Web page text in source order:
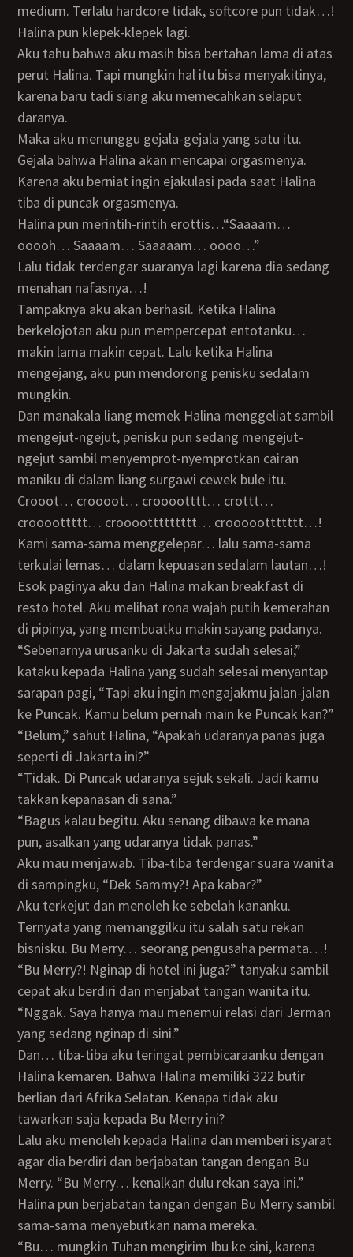
medium. Terlalu hardcore tidak, softcore pun tidak…!
Halina pun klepek-klepek lagi.
Aku tahu bahwa aku masih bisa bertahan lama di atas
perut Halina. Tapi mungkin hal itu bisa menyakitinya,
karena baru tadi siang aku memecahkan selaput
daranya.
Maka aku menunggu gejala-gejala yang satu itu.
Gejala bahwa Halina akan mencapai orgasmenya.
Karena aku berniat ingin ejakulasi pada saat Halina
tiba di puncak orgasmenya.
Halina pun merintih-rintih erottis…“Saaaam…
ooooh… Saaaam… Saaaaam… oooo…”
Lalu tidak terdengar suaranya lagi karena dia sedang
menahan nafasnya…!
Tampaknya aku akan berhasil. Ketika Halina
berkelojotan aku pun mempercepat entotanku…
makin lama makin cepat. Lalu ketika Halina
mengejang, aku pun mendorong penisku sedalam
mungkin.
Dan manakala liang memek Halina menggeliat sambil
mengejut-ngejut, penisku pun sedang mengejut-
ngejut sambil menyemprot-nyemprotkan cairan
maniku di dalam liang surgawi cewek bule itu.
Crooot… croooot… crooootttt… crottt…
croooottttt… croooottttttttt… crooooottttttt…!
Kami sama-sama menggelepar… lalu sama-sama
terkulai lemas… dalam kepuasan sedalam lautan…!
Esok paginya aku dan Halina makan breakfast di
resto hotel. Aku melihat rona wajah putih kemerahan
di pipinya, yang membuatku makin sayang padanya.
“Sebenarnya urusanku di Jakarta sudah selesai,”
kataku kepada Halina yang sudah selesai menyantap
sarapan pagi, “Tapi aku ingin mengajakmu jalan-jalan
ke Puncak. Kamu belum pernah main ke Puncak kan?”
“Belum,” sahut Halina, “Apakah udaranya panas juga
seperti di Jakarta ini?”
“Tidak. Di Puncak udaranya sejuk sekali. Jadi kamu
takkan kepanasan di sana.”
“Bagus kalau begitu. Aku senang dibawa ke mana
pun, asalkan yang udaranya tidak panas.”
Aku mau menjawab. Tiba-tiba terdengar suara wanita
di sampingku, “Dek Sammy?! Apa kabar?”
Aku terkejut dan menoleh ke sebelah kananku.
Ternyata yang memanggilku itu salah satu rekan
bisnisku. Bu Merry… seorang pengusaha permata…!
“Bu Merry?! Nginap di hotel ini juga?” tanyaku sambil
cepat aku berdiri dan menjabat tangan wanita itu.
“Nggak. Saya hanya mau menemui relasi dari Jerman
yang sedang nginap di sini.”
Dan… tiba-tiba aku teringat pembicaraanku dengan
Halina kemaren. Bahwa Halina memiliki 322 butir
berlian dari Afrika Selatan. Kenapa tidak aku
tawarkan saja kepada Bu Merry ini?
Lalu aku menoleh kepada Halina dan memberi isyarat
agar dia berdiri dan berjabatan tangan dengan Bu
Merry. “Bu Merry… kenalkan dulu rekan saya ini.”
Halina pun berjabatan tangan dengan Bu Merry sambil
sama-sama menyebutkan nama mereka.
“Bu… mungkin Tuhan mengirim Ibu ke sini, karena